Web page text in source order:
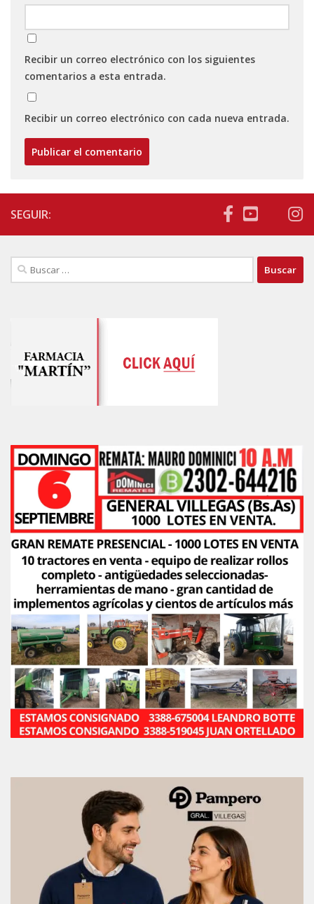
Recibir un correo electrónico con los siguientes
comentarios a esta entrada.
Recibir un correo electrónico con cada nueva entrada.
SEGUIR:
Buscar: